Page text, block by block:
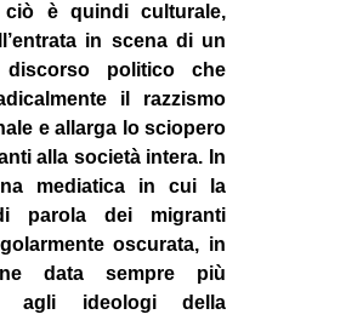
è quindi culturale,
in scena di un
discorso politico che
il razzismo
e allarga lo sciopero
alla società intera. In
mediatica in cui la
parola dei migranti
oscurata, in
data sempre più
agli ideologi della